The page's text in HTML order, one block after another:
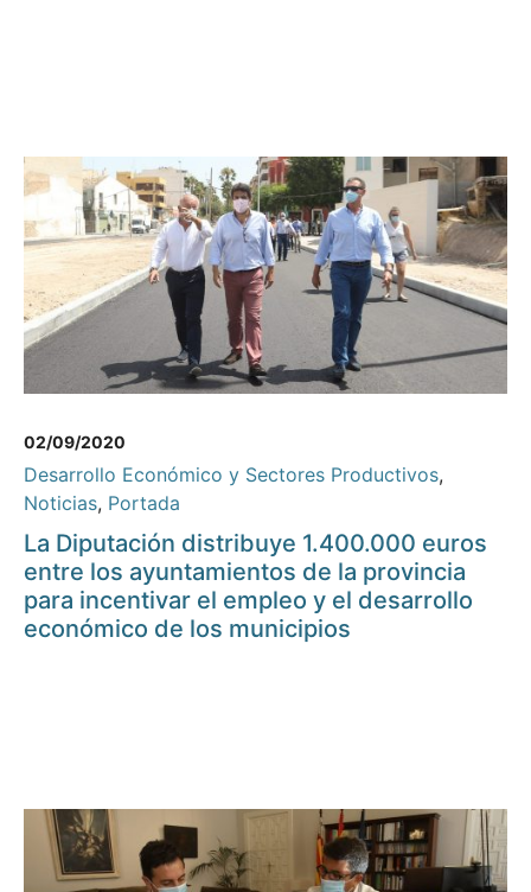
02/09/2020
Desarrollo Económico y Sectores Productivos,
Noticias, Portada
La Diputación distribuye 1.400.000 euros
entre los ayuntamientos de la provincia
para incentivar el empleo y el desarrollo
económico de los municipios